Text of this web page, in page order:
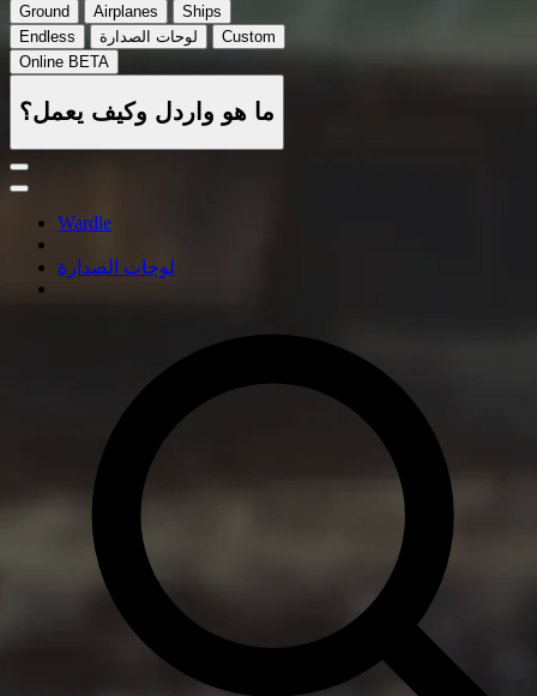
Ground Airplanes
Ships
Endless
لوحات الصدارة
Custom
Online BETA
ما هو واردل وكيف يعمل؟
Wardle
لوحات الصدارة